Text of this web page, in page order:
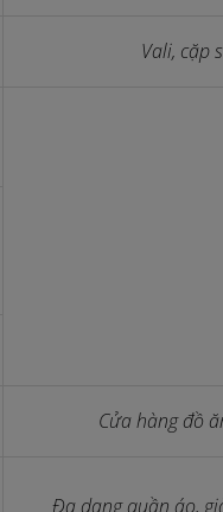
Vali, cặp
Cửa hàng đồ
Đa dạng quần áo,